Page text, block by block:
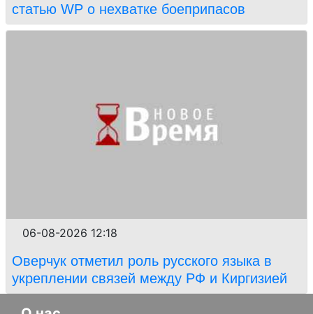
статью WP о нехватке боеприпасов
06-08-2026 12:18
Оверчук отметил роль русского языка в
укреплении связей между РФ и Киргизией